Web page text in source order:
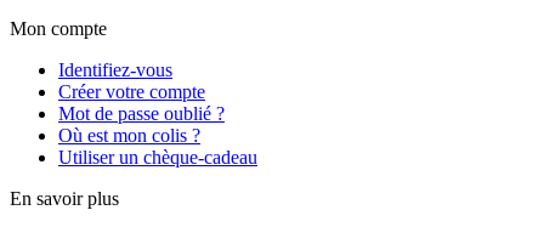
Mon compte
Identifiez-vous
Créer votre compte
Mot de passe oublié ?
Où est mon colis ?
Utiliser un chèque-cadeau
En savoir plus